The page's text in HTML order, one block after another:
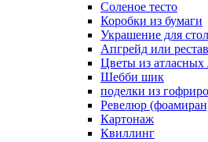
Соленое тесто
Коробки из бумаги
Украшение для
Апгрейд или
Цветы из атласных
Шебби шик
поделки из
Ревелюр
Картонаж
Квиллинг